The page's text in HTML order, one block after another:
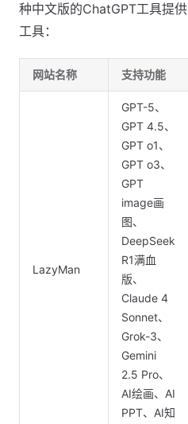
种中文版的ChatGPT工具提
工具：
网站名称 支持功能
LazyMan
GPT-5、
GPT 4.5、
GPT o1、
GPT o3、
GPT
image画
图、
DeepSeek
R1满血
版、
Claude 4
Sonnet、
Grok-3、
Gemini
2.5 Pro、
AI绘画、AI
PPT、AI知